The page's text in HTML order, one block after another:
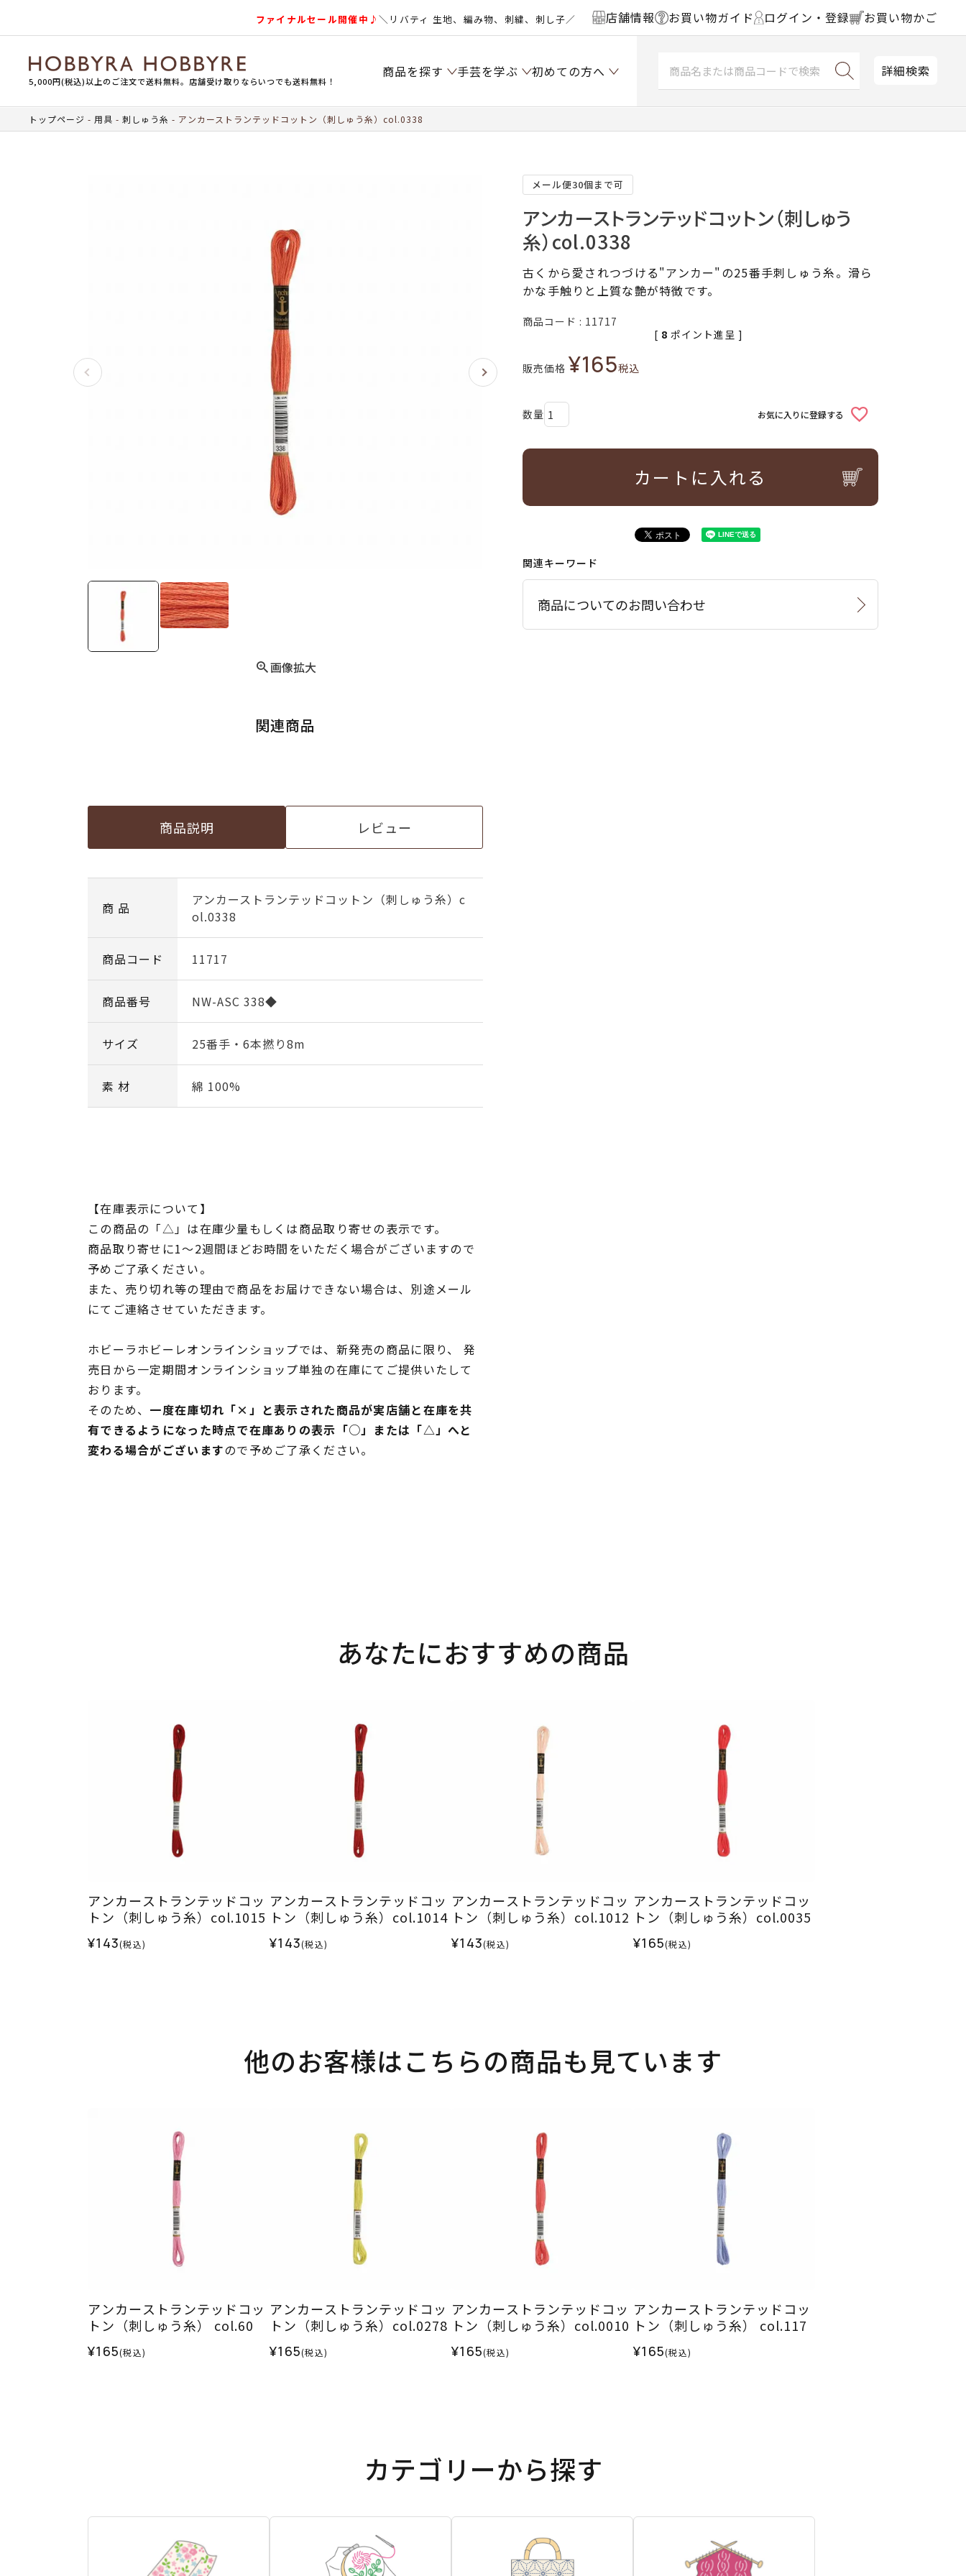
ファイナルセール開催中♪＼リバティ 生地、編み物、刺繍、刺し子／ 店舗情報 お買い物ガイド ログイン・登録 お買い物かご
5,000円(税込)以上のご注文で送料無料。店舗受け取りならいつでも送料無料！
商品を探す 手芸を学ぶ 初めての方へ 詳細検索
トップページ 用具 刺しゅう糸 アンカーストランテッドコットン（刺しゅう糸）col.0338
画像拡大
関連商品
商品説明 レビュー
商 品
アンカーストランテッドコットン（刺しゅう糸）c
ol.0338
商品コード 11717
商品番号 NW-ASC 338◆
サイズ 25番手・6本撚り8m
素 材 綿 100%
【在庫表示について】
この商品の「△」は在庫少量もしくは商品取り寄せの表示です。
商品取り寄せに1～2週間ほどお時間をいただく場合がございますので
予めご了承ください。
また、売り切れ等の理由で商品をお届けできない場合は、別途メール
にてご連絡させていただきます。
ホビーラホビーレオンラインショップでは、新発売の商品に限り、 発
売日から一定期間オンラインショップ単独の在庫にてご提供いたして
おります。
そのため、 一度在庫切れ「×」と表示された商品が実店舗と在庫を共
有できるようになった時点で在庫ありの表示「○」または「△」へと
変わる場合がございますので予めご了承ください。
メール便30個まで可
アンカーストランテッドコットン（刺しゅう
糸）col.0338
古くから愛されつづける"アンカー"の25番手刺しゅう糸。滑ら
かな手触りと上質な艶が特徴です。
商品コード 11717
販売価格 ¥165税込
[ 8 ポイント進呈 ]
お気に入りに登録する
カートに入れる
関連キーワード
商品についてのお問い合わせ
あなたにおすすめの商品
アンカーストランテッドコッ
トン（刺しゅう糸）col.1015
¥143(税込)
アンカーストランテッドコッ
トン（刺しゅう糸）col.1014
¥143(税込)
アンカーストランテッドコッ
トン（刺しゅう糸）col.1012
¥143(税込)
アンカーストランテッドコッ
トン（刺しゅう糸）col.0035
¥165(税込)
他のお客様はこちらの商品も見ています
アンカーストランテッドコッ
トン（刺しゅう糸） col.60
¥165(税込)
アンカーストランテッドコッ
トン（刺しゅう糸）col.0278
¥165(税込)
アンカーストランテッドコッ
トン（刺しゅう糸）col.0010
¥165(税込)
アンカーストランテッドコッ
トン（刺しゅう糸） col.117
¥165(税込)
カテゴリーから探す